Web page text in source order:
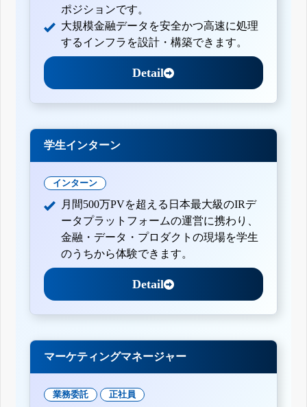
ポジションです。
大規模金融データを安全かつ高速に処理
するインフラを設計・構築できます。
Detail
学生インターン
インターン
月間500万PVを超える日本最大級のIRデ
ータプラットフォームの運営に携わり、
金融・データ・プロダクトの現場を学生
のうちから体験できます。
Detail
マーケティングマネージャー
業務委託 正社員